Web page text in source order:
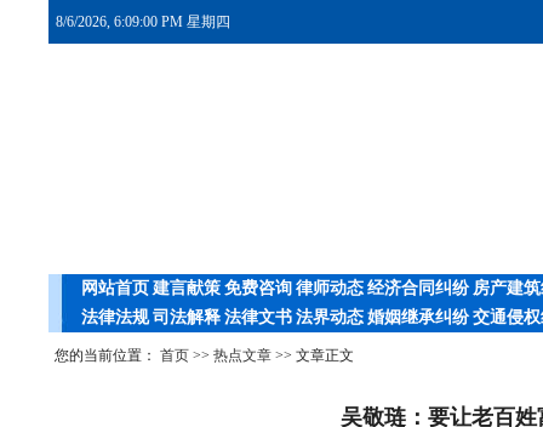
8/6/2026, 6:09:01 PM 星期四
网站首页 建言献策 免费咨询 律师动态 经济合同纠纷 房产建
法律法规 司法解释 法律文书 法界动态 婚姻继承纠纷 交通侵
您的当前位置： 首页 >> 热点文章 >> 文章正文
吴敬琏：要让老百姓